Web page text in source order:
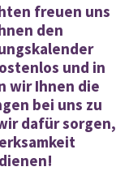
freuen uns
den
und in
wir Ihnen die
bei uns zu
dafür sorgen,